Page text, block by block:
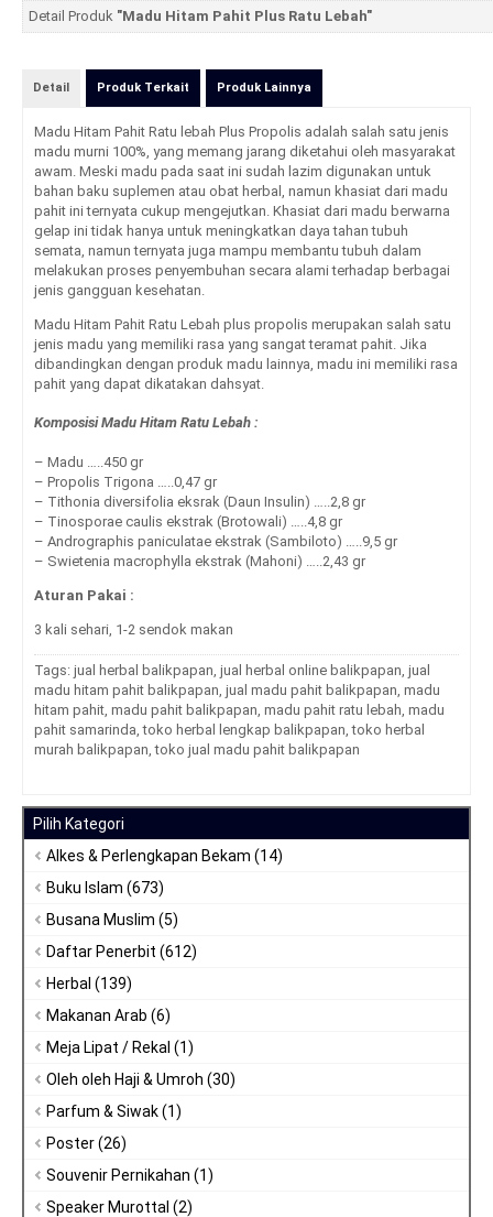
Detail Produk "Madu Hitam Pahit Plus Ratu Lebah"
Detail Produk Terkait Produk Lainnya
Madu Hitam Pahit Ratu lebah Plus Propolis adalah salah satu jenis
madu murni 100%, yang memang jarang diketahui oleh masyarakat
awam. Meski madu pada saat ini sudah lazim digunakan untuk
bahan baku suplemen atau obat herbal, namun khasiat dari madu
pahit ini ternyata cukup mengejutkan. Khasiat dari madu berwarna
gelap ini tidak hanya untuk meningkatkan daya tahan tubuh
semata, namun ternyata juga mampu membantu tubuh dalam
melakukan proses penyembuhan secara alami terhadap berbagai
jenis gangguan kesehatan.
Madu Hitam Pahit Ratu Lebah plus propolis merupakan salah satu
jenis madu yang memiliki rasa yang sangat teramat pahit. Jika
dibandingkan dengan produk madu lainnya, madu ini memiliki rasa
pahit yang dapat dikatakan dahsyat.
Komposisi Madu Hitam Ratu Lebah :
– Madu …..450 gr
– Propolis Trigona …..0,47 gr
– Tithonia diversifolia eksrak (Daun Insulin) …..2,8 gr
– Tinosporae caulis ekstrak (Brotowali) …..4,8 gr
– Andrographis paniculatae ekstrak (Sambiloto) …..9,5 gr
– Swietenia macrophylla ekstrak (Mahoni) …..2,43 gr
Aturan Pakai :
3 kali sehari, 1-2 sendok makan
Tags: jual herbal balikpapan jual herbal online balikpapan jual
madu hitam pahit balikpapan jual madu pahit balikpapan madu
hitam pahit madu pahit balikpapan madu pahit ratu lebah madu
pahit samarinda ,toko herbal lengkap balikpapan ,toko herbal
murah balikpapan ,toko jual madu pahit balikpapan
Pilih Kategori
Alkes & Perlengkapan Bekam (14)
Buku Islam (673)
Busana Muslim (5)
Daftar Penerbit (612)
Herbal (139)
Makanan Arab (6)
Meja Lipat / Rekal (1)
Oleh oleh Haji & Umroh (30)
Parfum & Siwak(1)
Poster(26)
Souvenir Pernikahan (1)
Speaker Murottal (2)